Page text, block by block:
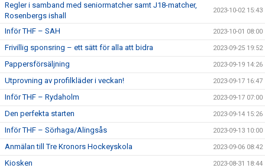
Regler i samband med seniormatcher samt J18-matcher,
Rosenbergs ishall
2023-10-02 15:43
Inför THF – SAH 2023-10-01 08:00
Frivillig sponsring – ett sätt för alla att bidra 2023-09-25 19:52
Pappersförsäljning 2023-09-19 14:26
Utprovning av profilkläder i veckan! 2023-09-17 16:47
Inför THF – Rydaholm 2023-09-17 07:00
Den perfekta starten 2023-09-14 15:26
Inför THF – Sörhaga/Alingsås 2023-09-13 10:00
Anmälan till Tre Kronors Hockeyskola 2023-09-06 08:42
Kiosken 2023-08-31 18:44